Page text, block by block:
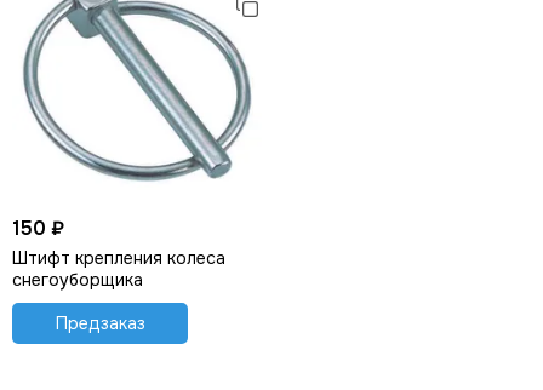
150 ₽
Штифт крепления колеса
снегоуборщика
Предзаказ